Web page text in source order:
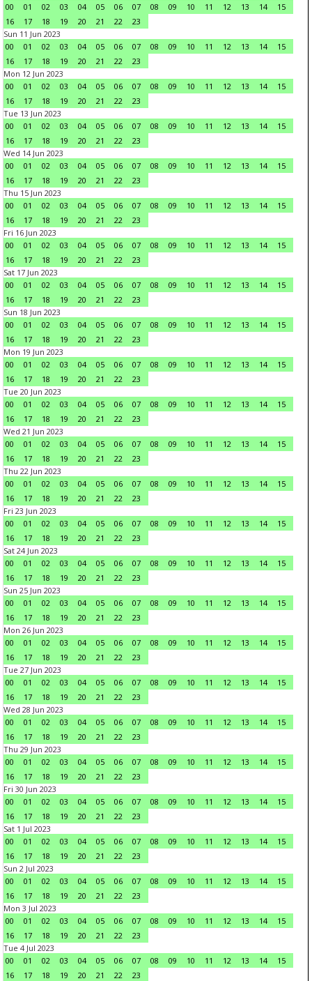
00
01 02 03 04 05 06 07 08 09 10 11 12 13 14
15
16
17 18 19 20 21 22
23
Sun 11 Jun 2023
00
01 02 03 04 05 06 07 08 09 10 11 12 13 14
15
16
17 18 19 20 21 22
23
Mon 12 Jun 2023
00
01 02 03 04 05 06 07 08 09 10 11 12 13 14
15
16
17 18 19 20 21 22
23
Tue 13 Jun 2023
00
01 02 03 04 05 06 07 08 09 10 11 12 13 14
15
16
17 18 19 20 21 22
23
Wed 14 Jun 2023
00
01 02 03 04 05 06 07 08 09 10 11 12 13 14
15
16
17 18 19 20 21 22
23
Thu 15 Jun 2023
00
01 02 03 04 05 06 07 08 09 10 11 12 13 14
15
16
17 18 19 20 21 22
23
Fri 16 Jun 2023
00
01 02 03 04 05 06 07 08 09 10 11 12 13 14
15
16
17 18 19 20 21 22
23
Sat 17 Jun 2023
00
01 02 03 04 05 06 07 08 09 10 11 12 13 14
15
16
17 18 19 20 21 22
23
Sun 18 Jun 2023
00
01 02 03 04 05 06 07 08 09 10 11 12 13 14
15
16
17 18 19 20 21 22
23
Mon 19 Jun 2023
00
01 02 03 04 05 06 07 08 09 10 11 12 13 14
15
16
17 18 19 20 21 22
23
Tue 20 Jun 2023
00
01 02 03 04 05 06 07 08 09 10 11 12 13 14
15
16
17 18 19 20 21 22
23
Wed 21 Jun 2023
00
01 02 03 04 05 06 07 08 09 10 11 12 13 14
15
16
17 18 19 20 21 22
23
Thu 22 Jun 2023
00
01 02 03 04 05 06 07 08 09 10 11 12 13 14
15
16
17 18 19 20 21 22
23
Fri 23 Jun 2023
00
01 02 03 04 05 06 07 08 09 10 11 12 13 14
15
16
17 18 19 20 21 22
23
Sat 24 Jun 2023
00
01 02 03 04 05 06 07 08 09 10 11 12 13 14
15
16
17 18 19 20 21 22
23
Sun 25 Jun 2023
00
01 02 03 04 05 06 07 08 09 10 11 12 13 14
15
16
17 18 19 20 21 22
23
Mon 26 Jun 2023
00
01 02 03 04 05 06 07 08 09 10 11 12 13 14
15
16
17 18 19 20 21 22
23
Tue 27 Jun 2023
00
01 02 03 04 05 06 07 08 09 10 11 12 13 14
15
16
17 18 19 20 21 22
23
Wed 28 Jun 2023
00
01 02 03 04 05 06 07 08 09 10 11 12 13 14
15
16
17 18 19 20 21 22
23
Thu 29 Jun 2023
00
01 02 03 04 05 06 07 08 09 10 11 12 13 14
15
16
17 18 19 20 21 22
23
Fri 30 Jun 2023
00
01 02 03 04 05 06 07 08 09 10 11 12 13 14
15
16
17 18 19 20 21 22
23
Sat 1 Jul 2023
00
01 02 03 04 05 06 07 08 09 10 11 12 13 14
15
16
17 18 19 20 21 22
23
Sun 2 Jul 2023
00
01 02 03 04 05 06 07 08 09 10 11 12 13 14
15
16
17 18 19 20 21 22
23
Mon 3 Jul 2023
00
01 02 03 04 05 06 07 08 09 10 11 12 13 14
15
16
17 18 19 20 21 22
23
Tue 4 Jul 2023
00
01 02 03 04 05 06 07 08 09 10 11 12 13 14
15
16
17 18 19 20 21 22
23